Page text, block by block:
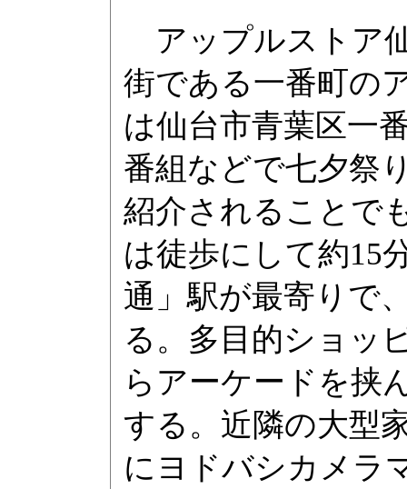
アップルストア
街である一番町の
は仙台市青葉区一
番組などで七夕祭
紹介されることで
は徒歩にして約15
通」駅が最寄りで
る。多目的ショッ
らアーケードを挟
する。近隣の大型
にヨドバシカメラ